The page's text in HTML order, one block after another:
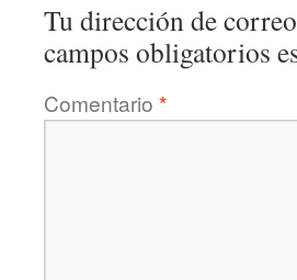
Tu dirección de
campos obligatorios
Comentario *